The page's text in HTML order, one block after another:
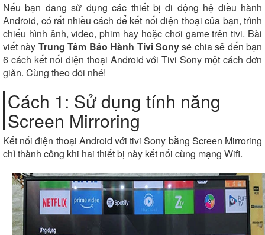
Nếu bạn đang sử dụng các thiết bị di động hệ điều hành
Android, có rất nhiều cách để kết nối điện thoại của bạn, trình
chiếu hình ảnh, video, phim hay hoặc chơi game trên tivi. Bài
viết này Trung Tâm Bảo Hành Tivi Sonysẽ chia sẻ đến bạn
6 cách kết nối điện thoại Android với Tivi Sony một cách đơn
giản. Cùng theo dõi nhé!
Cách 1: Sử dụng tính năng
Screen Mirroring
Kết nối điện thoại Android với tivi Sony bằng Screen Mirroring
chỉ thành công khi hai thiết bị này kết nối cùng mạng Wifi.